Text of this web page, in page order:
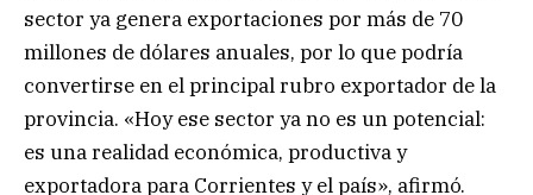
sector ya genera exportaciones por más de 70
millones de dólares anuales, por lo que podría
convertirse en el principal rubro exportador de la
provincia. «Hoy ese sector ya no es un potencial:
es una realidad económica, productiva y
exportadora para Corrientes y el país», afirmó.